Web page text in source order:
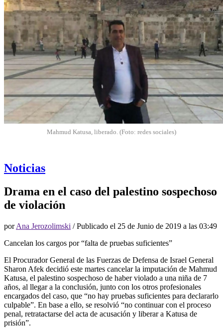
Mahmud Katusa, liberado. (Foto: redes sociales)
Noticias
Drama en el caso del palestino sospechoso
de violación
porAna Jerozolimski / Publicado el 25 de Junio de 2019 a las 03:49
Cancelan los cargos por “falta de pruebas suficientes”
El Procurador General de las Fuerzas de Defensa de Israel General
Sharon Afek decidió este martes cancelar la imputación de Mahmud
Katusa, el palestino sospechoso de haber violado a una niña de 7
años, al llegar a la conclusión, junto con los otros profesionales
encargados del caso, que “no hay pruebas suficientes para declararlo
culpable”. En base a ello, se resolvió “no continuar con el proceso
penal, retratactarse del acta de acusación y liberar a Katusa de
prisión”.